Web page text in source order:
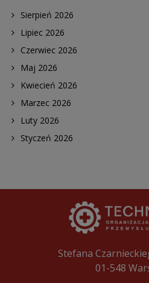
Sierpień 2026
Lipiec 2026
Czerwiec 2026
Maj 2026
Kwiecień 2026
Marzec 2026
Luty 2026
Styczeń 2026
Stefana
01-548